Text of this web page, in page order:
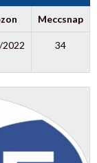
Meccsnap
2022 34